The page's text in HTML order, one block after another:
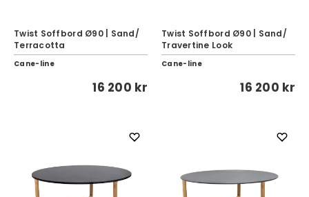
Twist Soffbord Ø90 | Sand/
Terracotta
Cane-line
16 200 kr
Twist Soffbord Ø90 | Sand/
Travertine Look
Cane-line
16 200 kr